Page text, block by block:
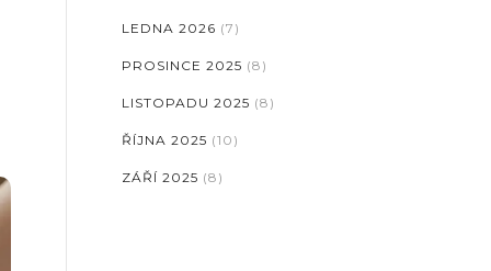
LEDNA 2026 (7)
PROSINCE 2025 (8)
LISTOPADU 2025 (8)
ŘÍJNA 2025 (10)
ZÁŘÍ 2025 (8)